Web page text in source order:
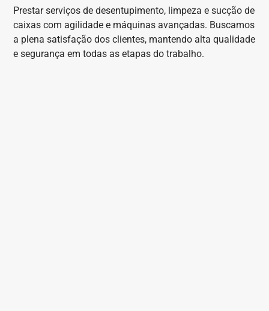
Prestar serviços de desentupimento, limpeza e sucção de
caixas com agilidade e máquinas avançadas. Buscamos
a plena satisfação dos clientes, mantendo alta qualidade
e segurança em todas as etapas do trabalho.